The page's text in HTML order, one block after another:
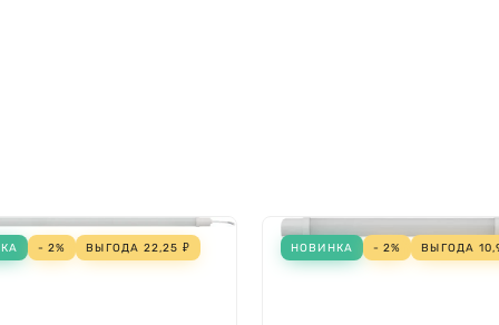
Нет
- 2% ВЫГОДА 22,25 ₽ НОВИНКА - 2% ВЫГОДА